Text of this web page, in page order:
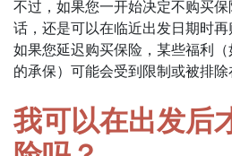
不过，如果您一开始决定不购买
话，还是可以在临近出发日期时再
如果您延迟购买保险，某些福利
的承保）可能会受到限制或被排除
我可以在出发后